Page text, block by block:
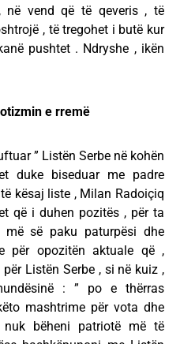
në vend që të qeveris , të
, të tregohet i butë kur
pushtet . Ndryshe , ikën
e rremë
” Listën Serbe në kohën
duke biseduar me padre
kësaj liste , Milan Radoiçiq
që i duhen pozitës , për ta
më së paku paturpësi dhe
për opozitën aktuale që ,
Listën Serbe , si në kuiz ,
: ” po e thërras
mashtrime për vota dhe
bëheni patriotë më të